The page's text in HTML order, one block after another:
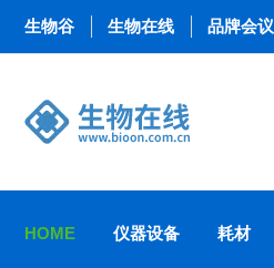
生物谷 生物在线 品牌会议
HOME 仪器设备 耗材